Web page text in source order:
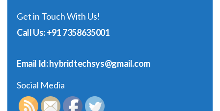
Get in Touch With Us!
Call Us: +91 7358635001
Email Id: hybridtechsys@gmail.com
Social Media